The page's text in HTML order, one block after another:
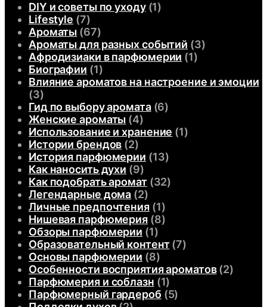
DIY и советы по уходу(1)
Lifestyle (7)
Ароматы (67)
Ароматы для разных событий (3)
Афродизиаки в парфюмерии (1)
Биографии (1)
Влияние ароматов на настроение и эмоции
(3)
Гид по выбору аромата(6)
Женские ароматы (4)
Использование и хранение (1)
Истории брендов (2)
История парфюмерии (13)
Как наносить духи (9)
Как подобрать аромат(32)
Легендарные дома (2)
Личные предпочтения(1)
Нишевая парфюмерия(8)
Обзоры парфюмерии (1)
Образовательный контент(7)
Основы парфюмерии (8)
Особенности восприятия ароматов(2)
Парфюмерия и соблазн (1)
Парфюмерный гардероб (5)